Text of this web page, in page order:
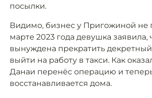
посылки.
Видимо, бизнес у Пригожиной не
марте 2023 года девушка заявила,
вынуждена прекратить декретный
выйти на работу в такси. Как
Данаи перенёс операцию и
восстанавливается дома.